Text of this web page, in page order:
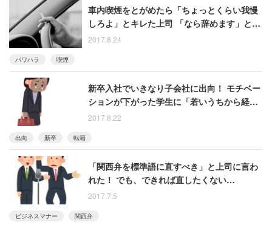
車内喫煙をとがめたら「ちょっとくらい我慢
しろよ」とキレた上司 「なら辞めます」と言
った部下が悪いのか？
2017.8.24
パワハラ 喫煙
新卒入社でいきなり子会社に出向！ モチベー
ションが下がった学生に「若いうちから経験
が積める」と励ましの声
2017.8.22
出向 新卒 転籍
「関西弁を標準語に直すべき」と上司に言わ
れた！ でも、できれば直したくない…
2017.7.5
ビジネスマナー 関西弁